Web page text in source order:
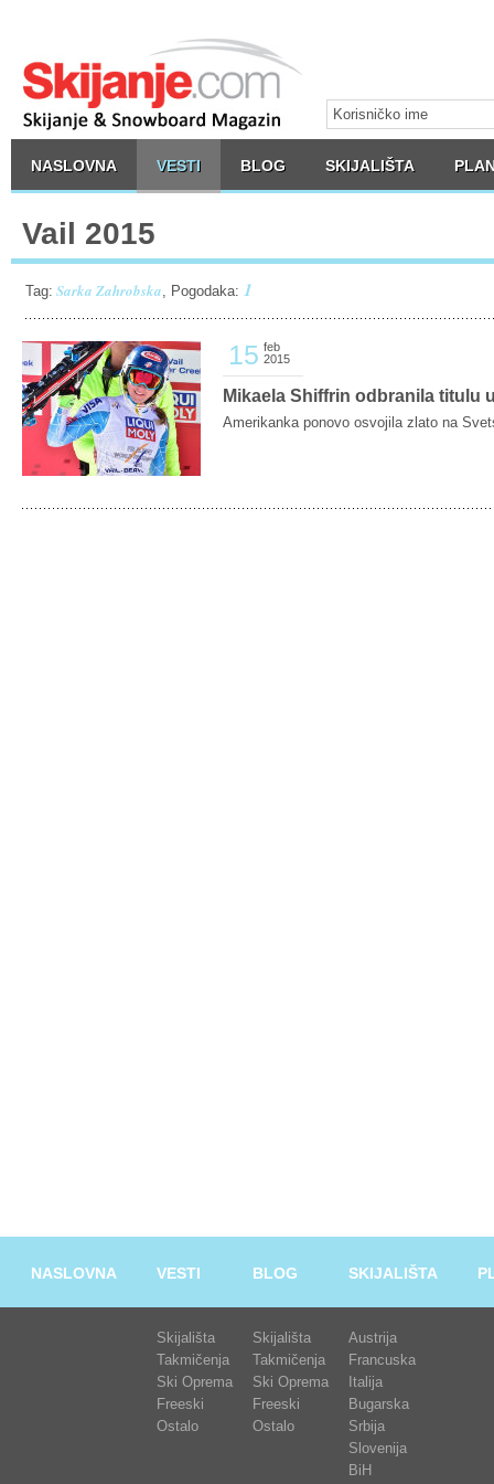
NASLOVNA VESTI BLOG SKIJALIŠTA
Vail 2015
Tag: Sarka Zahrobska, Pogodaka: 1
15 feb
2015
Mikaela Shiffrin odbranila titulu
Amerikanka ponovo osvojila zlato na
NASLOVNA VESTI
Skijališta
Takmičenja
Ski Oprema
Freeski
Ostalo
BLOG
Skijališta
Takmičenja
Ski Oprema
Freeski
Ostalo
SKIJALIŠTA
Austrija
Francuska
Italija
Bugarska
Srbija
Slovenija
BiH